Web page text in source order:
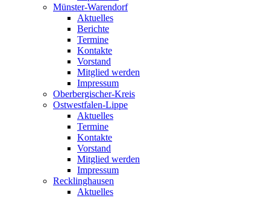
Münster-Warendorf
Aktuelles
Berichte
Termine
Kontakte
Vorstand
Mitglied werden
Impressum
Oberbergischer-Kreis
Ostwestfalen-Lippe
Aktuelles
Termine
Kontakte
Vorstand
Mitglied werden
Impressum
Recklinghausen
Aktuelles